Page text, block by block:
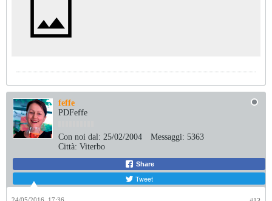
feffe
PDFeffe
Con noi dal: 25/02/2004 Messaggi: 5363
Città: Viterbo
Share
Tweet